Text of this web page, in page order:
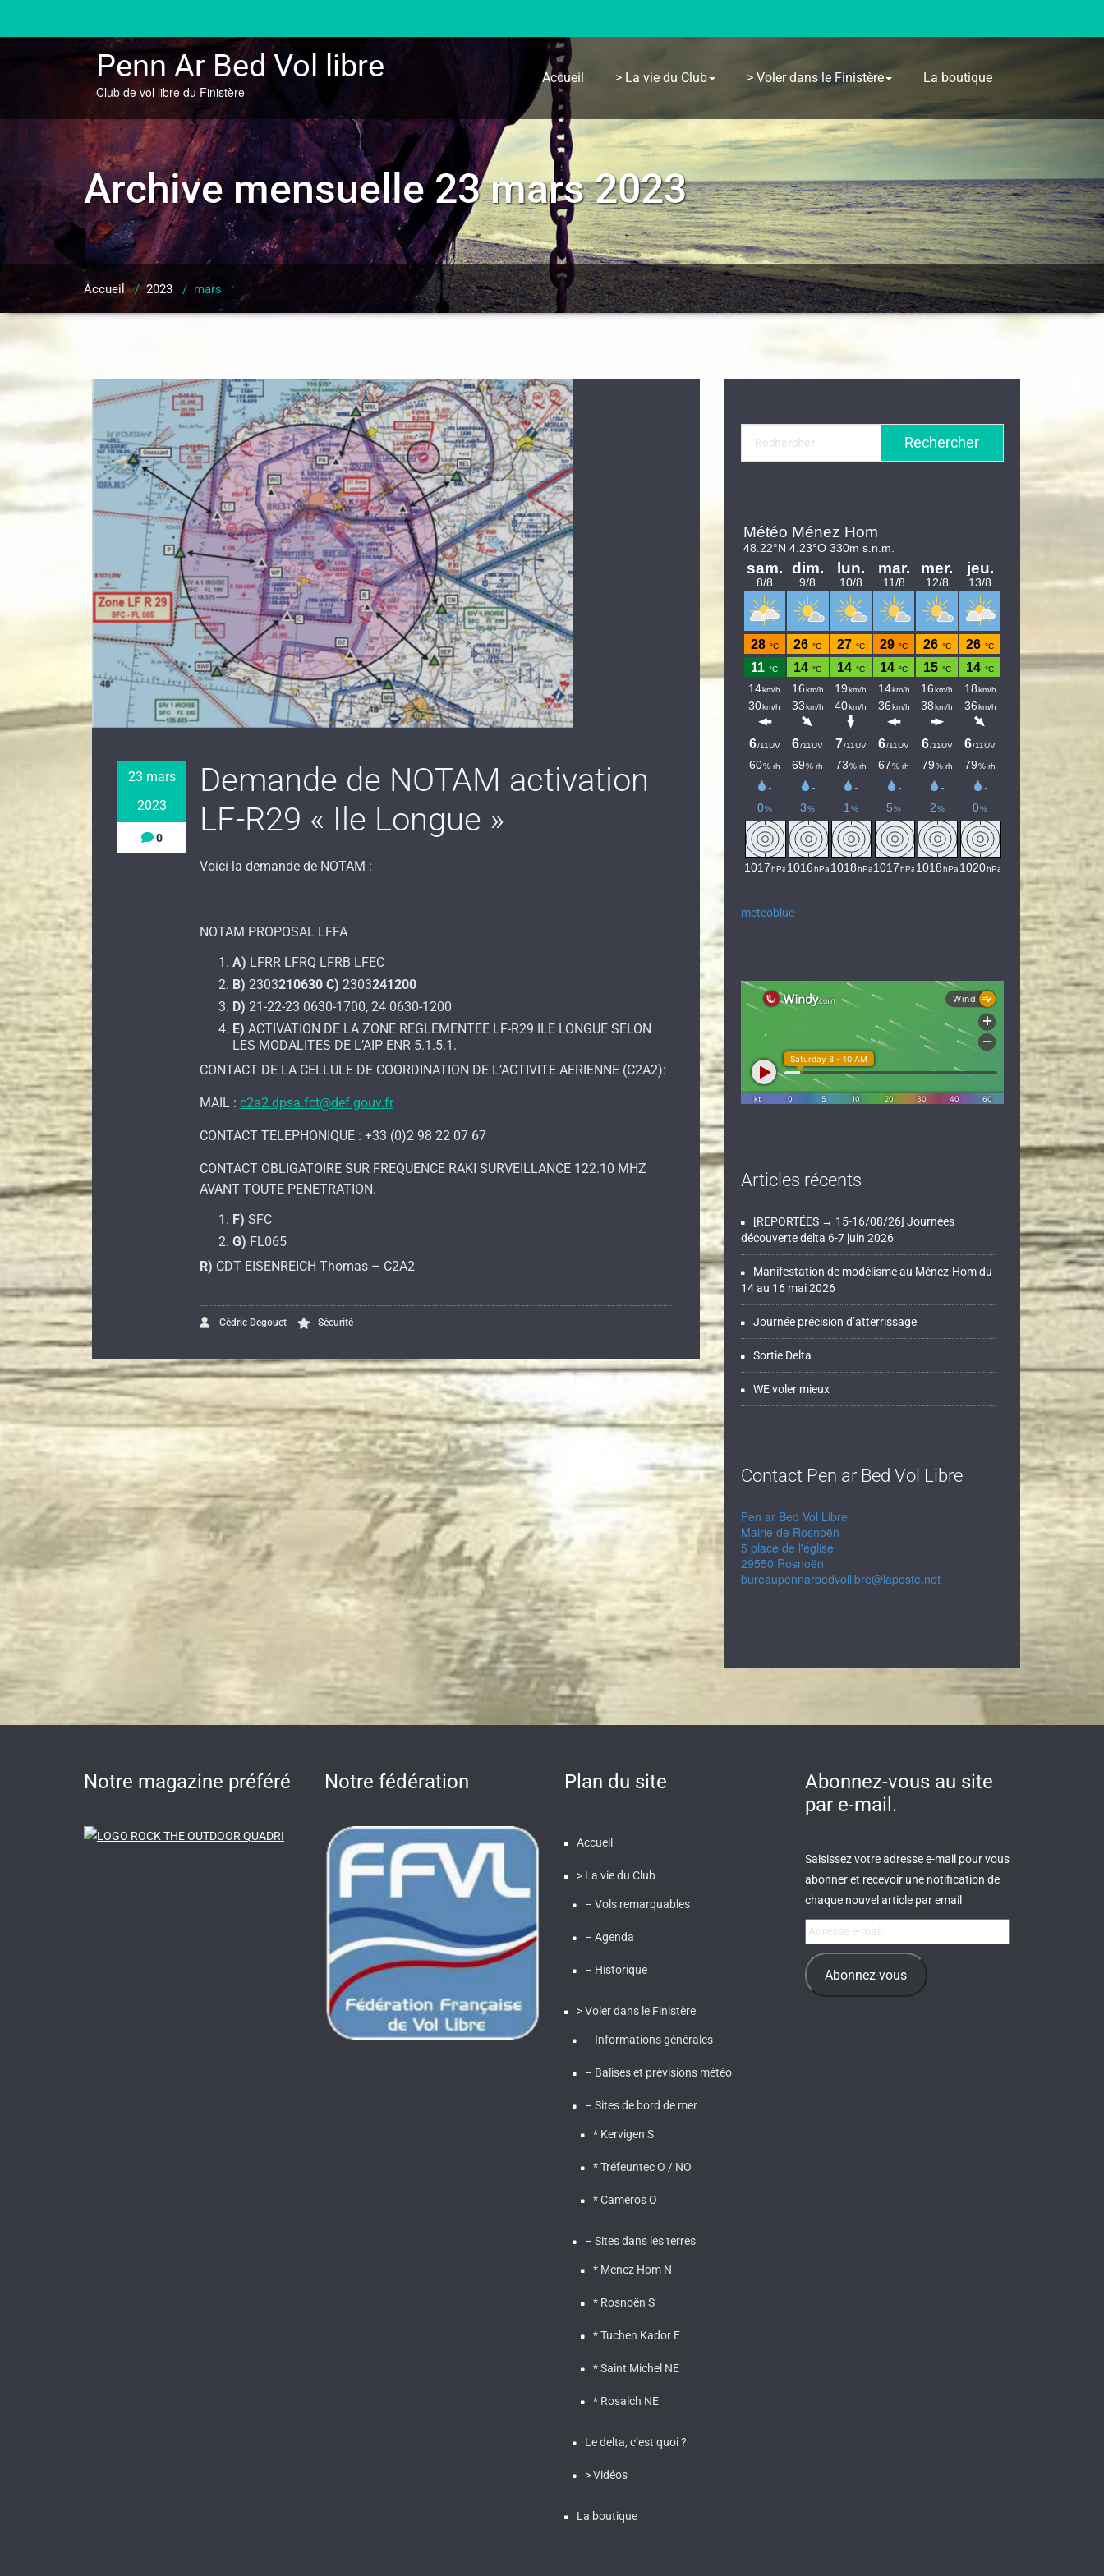
content
Penn Ar Bed Vol libre
Club de vol libre du Finistère
Accueil > La vie du Club > Voler dans le Finistère La boutique
Archive mensuelle 23 mars 2023
Accueil/2023 / mars
23 mars
2023
0
Demande de NOTAM activation
LF-R29 « Ile Longue »
Voici la demande de NOTAM :
NOTAM PROPOSAL LFFA
A) LFRR LFRQ LFRB LFEC
B) 2303210630 C) 2303241200
D) 21-22-23 0630-1700, 24 0630-1200
E) ACTIVATION DE LA ZONE REGLEMENTEE LF-R29 ILE LONGUE SELON
LES MODALITES DE L’AIP ENR 5.1.5.1.
CONTACT DE LA CELLULE DE COORDINATION DE L’ACTIVITE AERIENNE (C2A2):
MAIL : c2a2.dpsa.fct@def.gouv.fr
CONTACT TELEPHONIQUE : +33 (0)2 98 22 07 67
CONTACT OBLIGATOIRE SUR FREQUENCE RAKI SURVEILLANCE 122.10 MHZ
AVANT TOUTE PENETRATION.
F) SFC
G) FL065
R) CDT EISENREICH Thomas – C2A2
Cédric Degouet Sécurité
meteoblue
Articles récents
[REPORTÉES → 15-16/08/26] Journées
découverte delta 6-7 juin 2026
Manifestation de modélisme au Ménez-Hom du
14 au 16 mai 2026
Journée précision d’atterrissage
Sortie Delta
WE voler mieux
Contact Pen ar Bed Vol Libre
Pen ar Bed Vol Libre
Mairie de Rosnoën
5 place de l'église
29550 Rosnoën
bureaupennarbedvollibre@laposte.net
Notre magazine préféré Notre fédération Plan du site
Accueil
> La vie du Club
– Vols remarquables
– Agenda
– Historique
> Voler dans le Finistère
– Informations générales
– Balises et prévisions météo
– Sites de bord de mer
* Kervigen S
* Tréfeuntec O / NO
* Cameros O
– Sites dans les terres
* Menez Hom N
* Rosnoën S
* Tuchen Kador E
* Saint Michel NE
* Rosalch NE
Le delta, c’est quoi ?
> Vidéos
La boutique
Abonnez-vous au site
par e-mail.
Saisissez votre adresse e-mail pour vous
abonner et recevoir une notification de
chaque nouvel article par email
Adresse
e-
mail Abonnez-vous